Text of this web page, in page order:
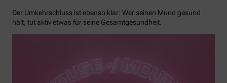
Der Umkehrschluss ist ebenso klar: Wer seinen Mund gesund
hält, tut aktiv etwas für seine Gesamtgesundheit.